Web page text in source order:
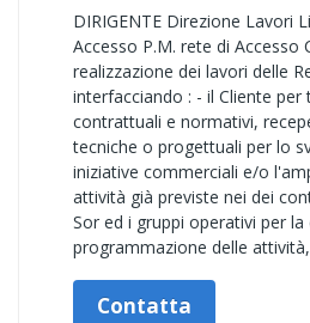
DIRIGENTE Direzione Lavori
Accesso P.M. rete di Accesso
realizzazione dei lavori delle
interfacciando : - il Cliente per
contrattuali e normativi,
tecniche o progettuali per lo
iniziative commerciali e/o
attività già previste nei dei
Sor ed i gruppi operativi per la
programmazione delle attività,
Contatta